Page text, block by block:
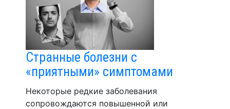
Странные болезни с
«приятными» симптомами
Некоторые редкие заболевания
сопровождаются повышенной или